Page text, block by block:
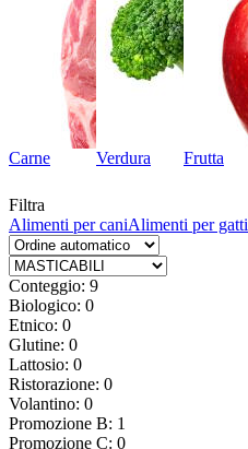
Carne Verdura Frutta
Filtra
Alimenti per caniAlimenti per gatti
Conteggio: 9
Biologico: 0
Etnico: 0
Glutine: 0
Lattosio: 0
Ristorazione: 0
Volantino: 0
Promozione B: 1
Promozione C: 0